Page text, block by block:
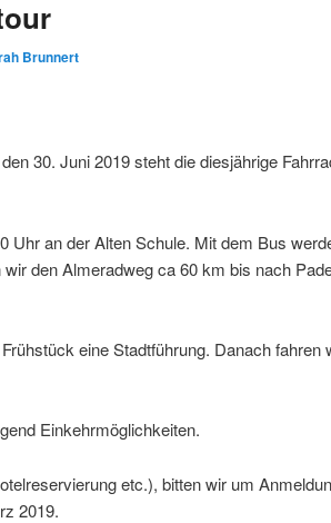
Brunnert
30. Juni 2019 steht die diesjährige
Uhr an der Alten Schule. Mit dem Bus
den Almeradweg ca 60 km bis nach
eine Stadtführung. Danach fahren
Einkehrmöglichkeiten.
etc.), bitten wir um
2019.